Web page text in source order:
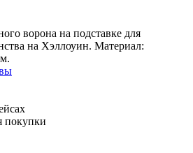
ворона на подставке для
на Хэллоуин. Материал:
покупки